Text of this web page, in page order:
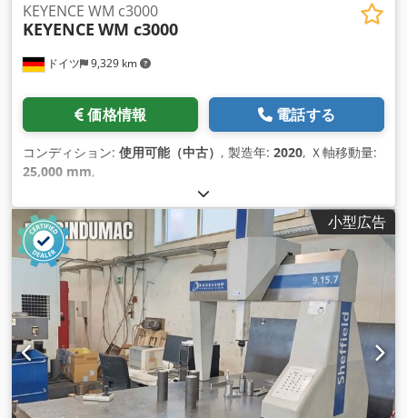
ドイツ 9,329 km
KEYENCE WM c3000
KEYENCE WM c3000
価格情報 電話する
コンディション: 使用可能（中古） , 製造年: 2020, Ｘ軸移動量:
25,000 mm,
小型広告